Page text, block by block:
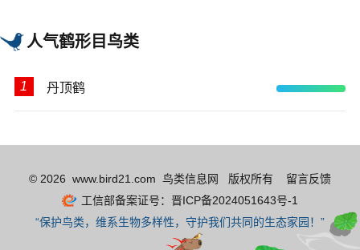
人气鹤形目鸟类
1 丹顶鹤
© 2026 www.bird21.com 鸟类信息网 版权所有 留言反馈
工信部备案证号：晋ICP备2024051643号-1
“保护鸟类，维系生物多样性，守护我们共同的生态家园！”